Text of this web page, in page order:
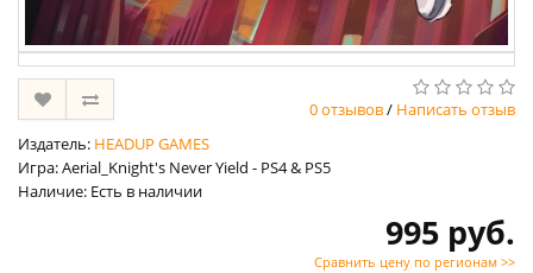
0 отзывов/ Написать отзыв
Издатель: HEADUP GAMES
Игра: Aerial_Knight's Never Yield - PS4 & PS5
Наличие: Есть в наличии
995 руб.
Сравнить цену по регионам >>